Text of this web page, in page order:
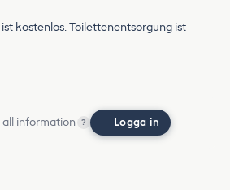
kostenlos. Toilettenentsorgung ist
all information ? Logga in